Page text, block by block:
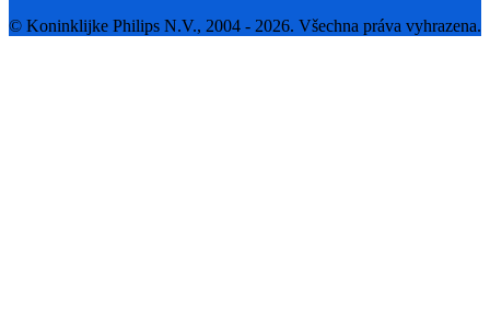
© Koninklijke Philips N.V., 2004 - 2026. Všechna práva vyhrazena.